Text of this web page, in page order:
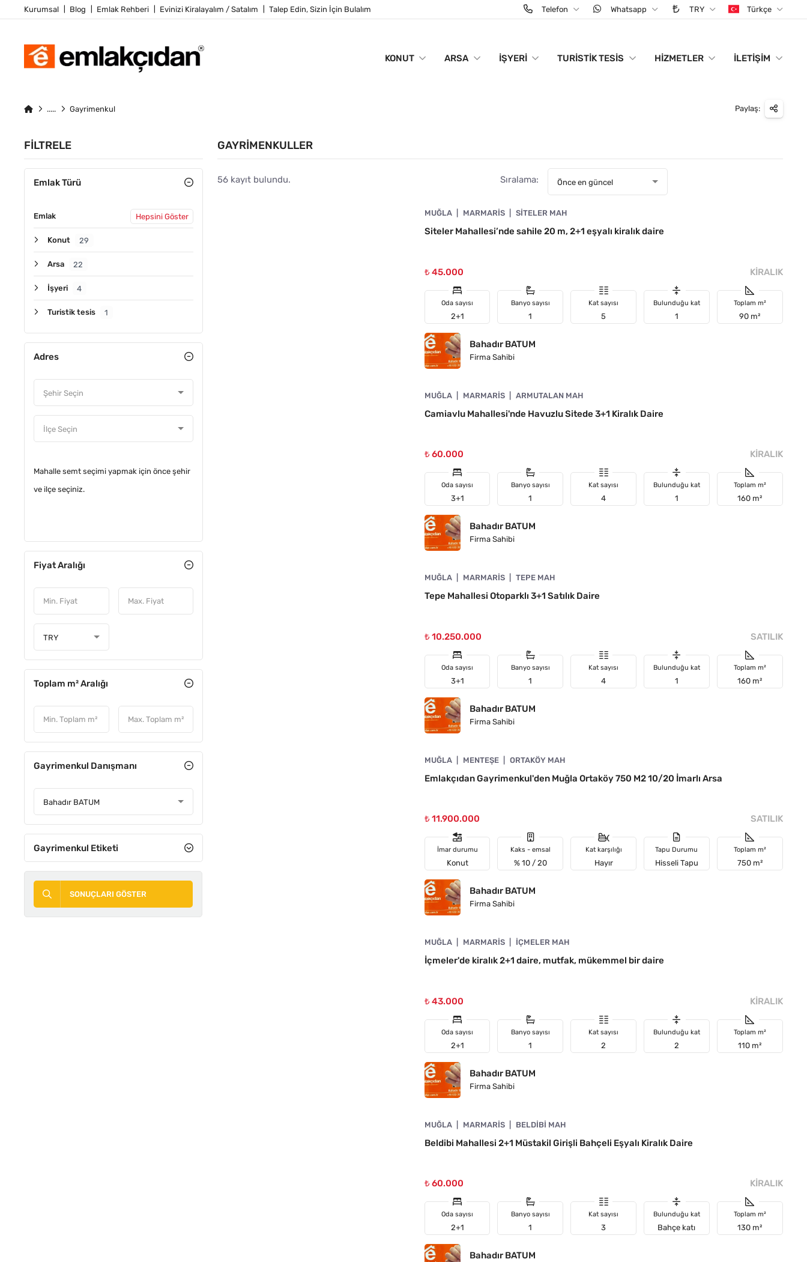
Kurumsal Blog Emlak Rehberi Evinizi Kiralayalım / Satalım Talep Edin, Sizin İçin Bulalım Telefon Whatsapp TRY Türkçe
KONUT ARSA İŞYERI TURISTIK TESIS HIZMETLER İLETIŞIM
Gayrimenkul Paylaş:
FILTRELE
Emlak Türü
Emlak Hepsini Göster
Konut 29
Arsa 22
İşyeri 4
Turistik tesis 1
Adres
Mahalle semt seçimi yapmak için önce şehir
ve ilçe seçiniz.
Fiyat Aralığı
TRY
Toplam m² Aralığı
Gayrimenkul Danışmanı
Bahadır BATUM
Gayrimenkul Etiketi
SONUÇLARI GÖSTER
GAYRIMENKULLER
56 kayıt bulundu. Sıralama: Önce en güncel
MUĞLA MARMARIS SITELER MAH
Siteler Mahallesi’nde sahile 20 m, 2+1 eşyalı kiralık daire
₺ 45.000 KIRALIK
Oda sayısı
2+1
Banyo sayısı
1
Kat sayısı
5
Bulunduğu kat
1
Toplam m²
90 m²
Bahadır BATUM
Firma Sahibi
MUĞLA MARMARIS ARMUTALAN MAH
Camiavlu Mahallesi'nde Havuzlu Sitede 3+1 Kiralık Daire
₺ 60.000 KIRALIK
Oda sayısı
3+1
Banyo sayısı
1
Kat sayısı
4
Bulunduğu kat
1
Toplam m²
160 m²
Bahadır BATUM
Firma Sahibi
MUĞLA MARMARIS TEPE MAH
Tepe Mahallesi Otoparklı 3+1 Satılık Daire
₺ 10.250.000 SATILIK
Oda sayısı
3+1
Banyo sayısı
1
Kat sayısı
4
Bulunduğu kat
1
Toplam m²
160 m²
Bahadır BATUM
Firma Sahibi
MUĞLA MENTEŞE ORTAKÖY MAH
Emlakçıdan Gayrimenkul'den Muğla Ortaköy 750 M2 10/20 İmarlı Arsa
₺ 11.900.000 SATILIK
İmar durumu
Konut
Kaks - emsal
% 10 / 20
Kat karşılığı
Hayır
Tapu Durumu
Hisseli Tapu
Toplam m²
750 m²
Bahadır BATUM
Firma Sahibi
MUĞLA MARMARIS İÇMELER MAH
İçmeler'de kiralık 2+1 daire, mutfak, mükemmel bir daire
₺ 43.000 KIRALIK
Oda sayısı
2+1
Banyo sayısı
1
Kat sayısı
2
Bulunduğu kat
2
Toplam m²
110 m²
Bahadır BATUM
Firma Sahibi
MUĞLA MARMARIS BELDIBI MAH
Beldibi Mahallesi 2+1 Müstakil Girişli Bahçeli Eşyalı Kiralık Daire
₺ 60.000 KIRALIK
Oda sayısı
2+1
Banyo sayısı
1
Kat sayısı
3
Bulunduğu kat
Bahçe katı
Toplam m²
130 m²
Bahadır BATUM